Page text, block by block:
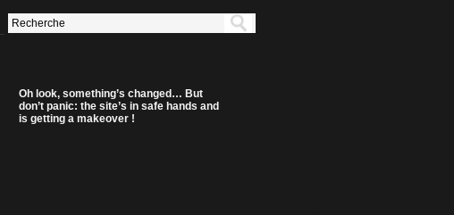
Oh look, something’s changed… But
don’t panic: the site’s in safe hands and
is getting a makeover !